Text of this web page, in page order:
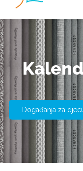
Događanja za